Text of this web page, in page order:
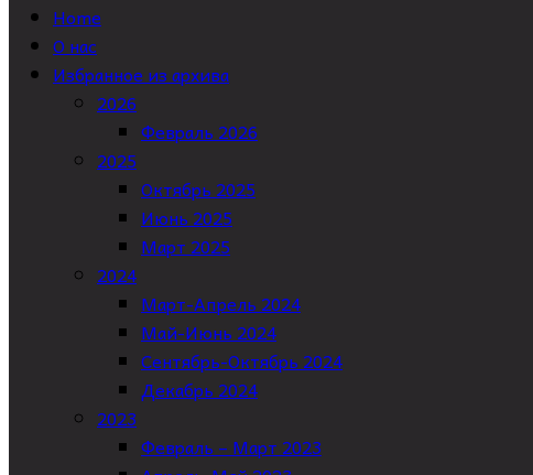
Home
О нас
Избранное из архива
2026
Февраль 2026
2025
Октябрь 2025
Июнь 2025
Март 2025
2024
Март-Апрель 2024
Май-Июнь 2024
Сентябрь-Октябрь 2024
Декабрь 2024
2023
Февраль – Март 2023